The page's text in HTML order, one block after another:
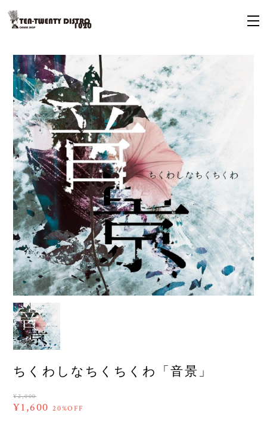
ちくわしなちくちくわ「音景」
¥2,000
¥1,600 20%OFF